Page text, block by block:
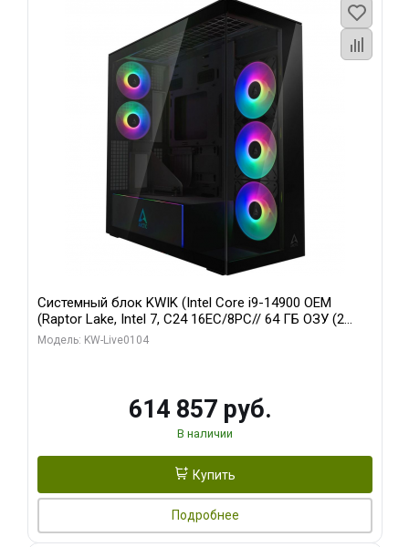
Системный блок KWIK (Intel Core i9-14900 OEM
(Raptor Lake, Intel 7, C24 16EC/8PC// 64 ГБ ОЗУ (2
модуля)/ Afox RTX4090 24GB GDDR6X 384-Bit 3xDP
Модель: KW-Live0104
614 857 руб.
В наличии
Купить
Подробнее